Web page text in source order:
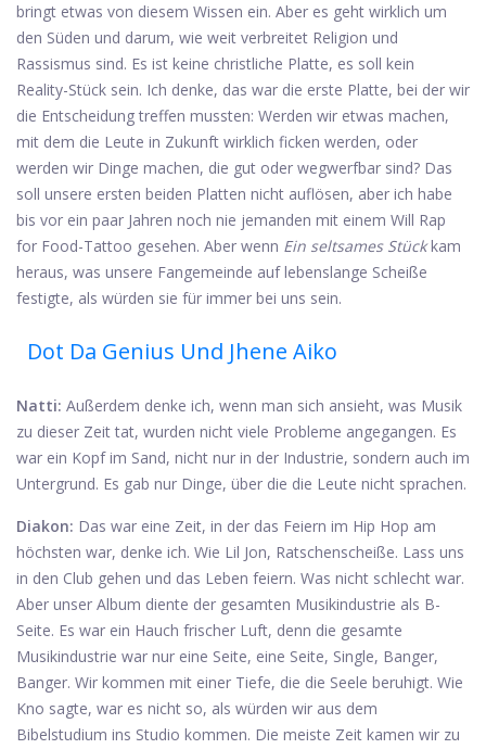
bringt etwas von diesem Wissen ein. Aber es geht wirklich um
den Süden und darum, wie weit verbreitet Religion und
Rassismus sind. Es ist keine christliche Platte, es soll kein
Reality-Stück sein. Ich denke, das war die erste Platte, bei der wir
die Entscheidung treffen mussten: Werden wir etwas machen,
mit dem die Leute in Zukunft wirklich ficken werden, oder
werden wir Dinge machen, die gut oder wegwerfbar sind? Das
soll unsere ersten beiden Platten nicht auflösen, aber ich habe
bis vor ein paar Jahren noch nie jemanden mit einem Will Rap
for Food-Tattoo gesehen. Aber wenn Ein seltsames Stückkam
heraus, was unsere Fangemeinde auf lebenslange Scheiße
festigte, als würden sie für immer bei uns sein.
Dot Da Genius Und Jhene Aiko
Natti: Außerdem denke ich, wenn man sich ansieht, was Musik
zu dieser Zeit tat, wurden nicht viele Probleme angegangen. Es
war ein Kopf im Sand, nicht nur in der Industrie, sondern auch im
Untergrund. Es gab nur Dinge, über die die Leute nicht sprachen.
Diakon: Das war eine Zeit, in der das Feiern im Hip Hop am
höchsten war, denke ich. Wie Lil Jon, Ratschenscheiße. Lass uns
in den Club gehen und das Leben feiern. Was nicht schlecht war.
Aber unser Album diente der gesamten Musikindustrie als B-
Seite. Es war ein Hauch frischer Luft, denn die gesamte
Musikindustrie war nur eine Seite, eine Seite, Single, Banger,
Banger. Wir kommen mit einer Tiefe, die die Seele beruhigt. Wie
Kno sagte, war es nicht so, als würden wir aus dem
Bibelstudium ins Studio kommen. Die meiste Zeit kamen wir zu